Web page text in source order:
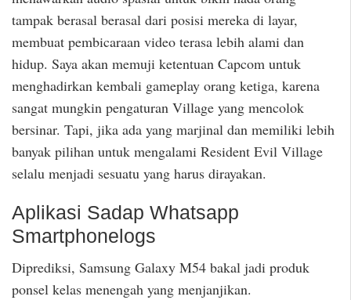
tampak berasal berasal dari posisi mereka di layar,
membuat pembicaraan video terasa lebih alami dan
hidup. Saya akan memuji ketentuan Capcom untuk
menghadirkan kembali gameplay orang ketiga, karena
sangat mungkin pengaturan Village yang mencolok
bersinar. Tapi, jika ada yang marjinal dan memiliki lebih
banyak pilihan untuk mengalami Resident Evil Village
selalu menjadi sesuatu yang harus dirayakan.
Aplikasi Sadap Whatsapp
Smartphonelogs
Diprediksi, Samsung Galaxy M54 bakal jadi produk
ponsel kelas menengah yang menjanjikan.